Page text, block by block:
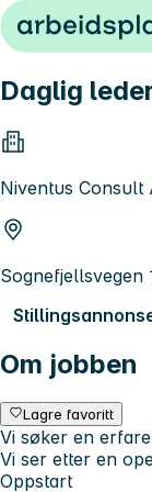
Hopp til innhold
Daglig
Niventus Consult
Sognefjellsvegen
Om jobben
Lagre favoritt
Vi søker en
Vi ser etter en
Oppstart